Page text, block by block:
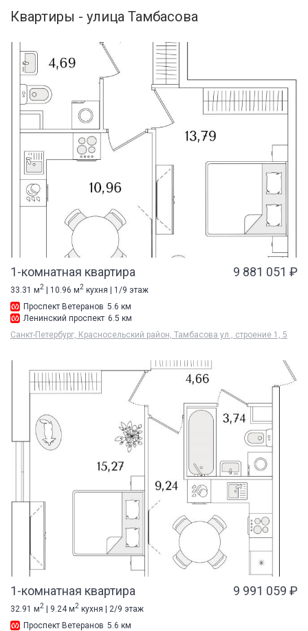
Квартиры - улица Тамбасова
1-комнатная квартира 9 881 051 ₽
33.31 м2 | 10.96 м2 кухня | 1/9 этаж
Проспект Ветеранов 5.6 км
Ленинский проспект 6.5 км
Санкт-Петербург, Красносельский район, Тамбасова ул., строение 1, 5
1-комнатная квартира 9 991 059 ₽
32.91 м2 | 9.24 м2 кухня | 2/9 этаж
Проспект Ветеранов 5.6 км